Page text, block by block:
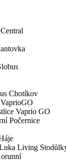
Chotíkov
Vaprio GO
Počernice
Living